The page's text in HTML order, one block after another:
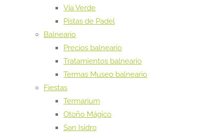
Vía Verde
Pistas de Padel
Balneario
Precios balneario
Tratamientos balneario
Termas Museo balneario
Fiestas
Termarium
Otoño Mágico
San Isidro